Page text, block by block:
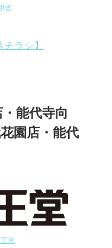
徳
ラシ】
・能代寺向
園店・能代
堂